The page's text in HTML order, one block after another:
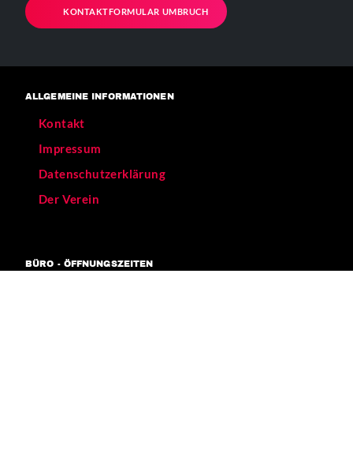
KONTAKTFORMULAR UMBRUCH
ALLGEMEINE INFORMATIONEN
Kontakt
Impressum
Datenschutzerklärung
Der Verein
BÜRO - ÖFFNUNGSZEITEN